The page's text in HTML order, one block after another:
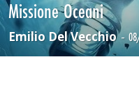
Missione Oceani
Emilio Del Vecchio -